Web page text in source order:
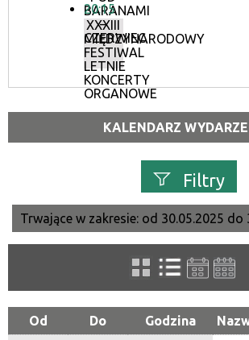
BARANAMI
–
CZERWIEC
20:15
XXXIII
MIĘDZYNARODOWY
FESTIWAL
LETNIE
KONCERTY
ORGANOWE
KALENDARZ
Filtry
Szukana fraza
Kategoria
Trwające w zakresie: od 30.05.2025 do
Od Do Godzina